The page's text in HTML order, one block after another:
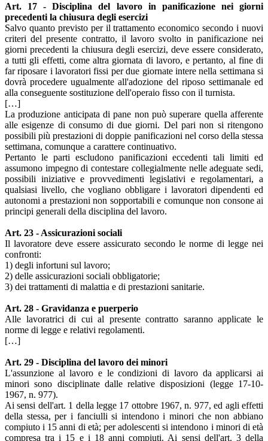
Art. 17 - Disciplina del lavoro in panificazione nei giorni
precedenti la chiusura degli esercizi
Salvo quanto previsto per il trattamento economico secondo i nuovi
criteri del presente contratto, il lavoro svolto in panificazione nei
giorni precedenti la chiusura degli esercizi, deve essere considerato,
a tutti gli effetti, come altra giornata di lavoro, e pertanto, al fine di
far riposare i lavoratori fissi per due giornate intere nella settimana si
dovrà procedere ugualmente all'adozione del riposo settimanale ed
alla conseguente sostituzione dell'operaio fisso con il turnista.
[…]
La produzione anticipata di pane non può superare quella afferente
alle esigenze di consumo di due giorni. Del pari non si ritengono
possibili più prestazioni di doppie panificazioni nel corso della stessa
settimana, comunque a carattere continuativo.
Pertanto le parti escludono panificazioni eccedenti tali limiti ed
assumono impegno di contestare collegialmente nelle adeguate sedi,
possibili iniziative e provvedimenti legislativi e regolamentari, a
qualsiasi livello, che vogliano obbligare i lavoratori dipendenti ed
autonomi a prestazioni non sopportabili e comunque non consone ai
principi generali della disciplina del lavoro.
Art. 23 - Assicurazioni sociali
Il lavoratore deve essere assicurato secondo le norme di legge nei
confronti:
1) degli infortuni sul lavoro;
2) delle assicurazioni sociali obbligatorie;
3) dei trattamenti di malattia e di prestazioni sanitarie.
Art. 28 - Gravidanza e puerperio
Alle lavoratrici di cui al presente contratto saranno applicate le
norme di legge e relativi regolamenti.
[…]
Art. 29 - Disciplina del lavoro dei minori
L'assunzione al lavoro e le condizioni di lavoro da applicarsi ai
minori sono disciplinate dalle relative disposizioni (legge 17-10-
1967, n. 977).
Ai sensi dell'art. 1 della legge 17 ottobre 1967, n. 977, ed agli effetti
della stessa, per i fanciulli si intendono i minori che non abbiano
compiuto i 15 anni di età; per adolescenti si intendono i minori di età
compresa tra i 15 e i 18 anni compiuti. Ai sensi dell'art. 3 della